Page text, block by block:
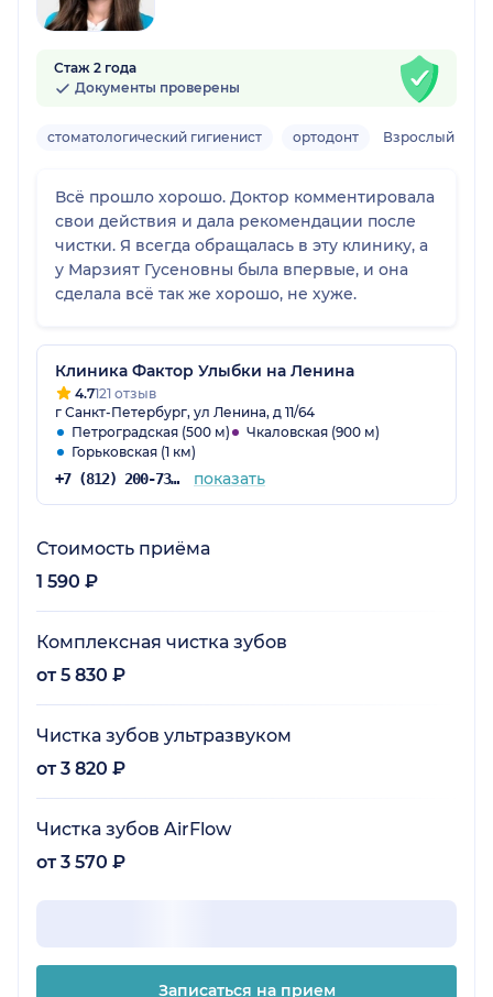
Стаж 2 года
Документы проверены
стоматологический гигиенист ортодонт Взрослый
Всё прошло хорошо. Доктор комментировала
свои действия и дала рекомендации после
чистки. Я всегда обращалась в эту клинику, а
у Марзият Гусеновны была впервые, и она
сделала всё так же хорошо, не хуже.
Клиника Фактор Улыбки на Ленина
4.7121 отзыв
г Санкт-Петербург, ул Ленина, д 11/64
Петроградская (500 м)
Чкаловская (900 м)
Горьковская (1 км)
+7 (812) 200-73-56 показать
Стоимость приёма
1 590 ₽
Комплексная чистка зубов
от 5 830 ₽
Чистка зубов ультразвуком
от 3 820 ₽
Чистка зубов AirFlow
от 3 570 ₽
Записаться на прием